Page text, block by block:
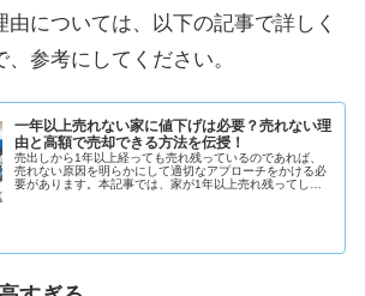
由については、以下の記事で詳しく
参考にしてください。
一年以上売れない家に値下げは必要？売れない理
由と高額で売却できる方法を伝授！
売出しから1年以上経っても売れ残っているのであれば、
売れない原因を明らかにして適切なアプローチをかける必
要があります。本記事では、家が1年以上売れ残ってしま